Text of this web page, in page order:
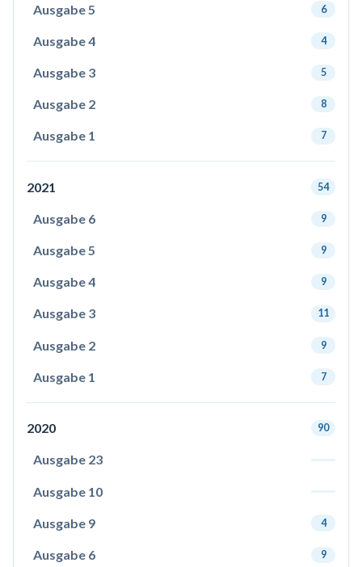
Ausgabe 5 6
Ausgabe 4 4
Ausgabe 3 5
Ausgabe 2 8
Ausgabe 1 7
2021 54
Ausgabe 6 9
Ausgabe 5 9
Ausgabe 4 9
Ausgabe 3 11
Ausgabe 2 9
Ausgabe 1 7
2020 90
Ausgabe 23
Ausgabe 10
Ausgabe 9 4
Ausgabe 6 9